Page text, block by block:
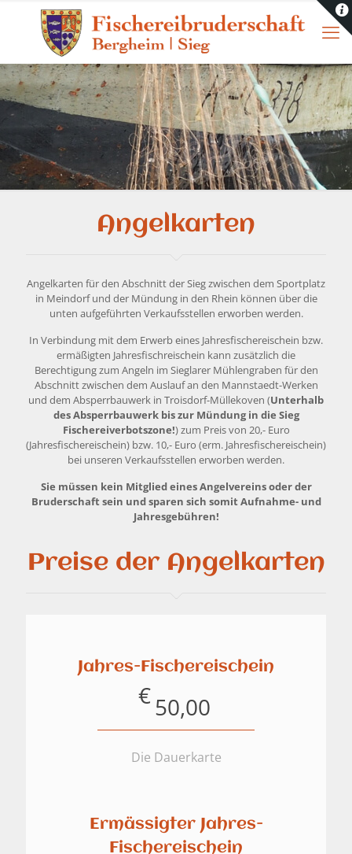
Angelkarten
Angelkarten für den Abschnitt der Sieg zwischen dem Sportplatz
in Meindorf und der Mündung in den Rhein können über die
unten aufgeführten Verkaufsstellen erworben werden.
In Verbindung mit dem Erwerb eines Jahresfischereischein bzw.
ermäßigten Jahresfischreischein kann zusätzlich die
Berechtigung zum Angeln im Sieglarer Mühlengraben für den
Abschnitt zwischen dem Auslauf an den Mannstaedt-Werken
und dem Absperrbauwerk in Troisdorf-Müllekoven (Unterhalb
des Absperrbauwerk bis zur Mündung in die Sieg
Fischereiverbotszone!) zum Preis von 20,- Euro
(Jahresfischereischein) bzw. 10,- Euro (erm. Jahresfischereischein)
bei unseren Verkaufsstellen erworben werden.
Sie müssen kein Mitglied eines Angelvereins oder der
Bruderschaft sein und sparen sich somit Aufnahme- und
Jahresgebühren!
Preise der Angelkarten
Jahres-Fischereischein
€50,00
Die Dauerkarte
Ermässigter Jahres-
Fischereischein